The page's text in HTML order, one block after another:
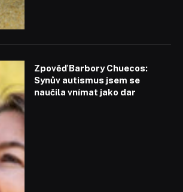
Zpověď Barbory Chuecos:
Synův autismus jsem se
naučila vnímat jako dar